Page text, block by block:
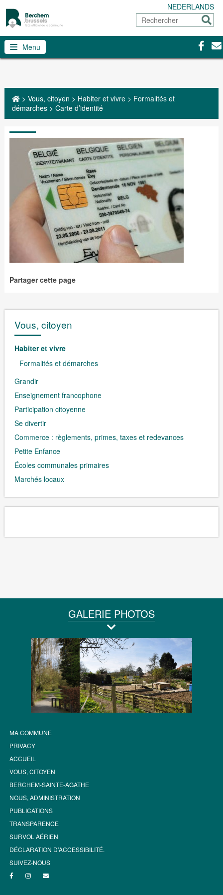
NEDERLANDS
Rechercher
Menu
> Vous, citoyen > Habiter et vivre> Formalités et
démarches> Carte d’identité
Partager cette page
Vous, citoyen
Habiter et vivre
Formalités et démarches
Grandir
Enseignement francophone
Participation citoyenne
Se divertir
Commerce : règlements, primes, taxes et redevances
Petite Enfance
Écoles communales primaires
Marchés locaux
GALERIE PHOTOS
MA COMMUNE
PRIVACY
ACCUEIL
VOUS, CITOYEN
BERCHEM-SAINTE-AGATHE
NOUS, ADMINISTRATION
PUBLICATIONS
TRANSPARENCE
SURVOL AÉRIEN
DÉCLARATION D’ACCESSIBILITÉ.
SUIVEZ-NOUS